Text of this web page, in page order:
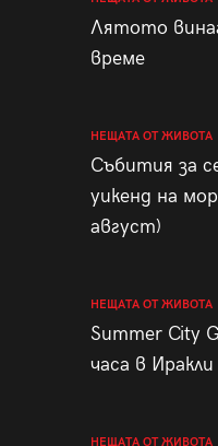
Лятото
време
НЕЩАТА ОТ ЖИВОТА
Събития за
уикенд на
август)
НЕЩАТА ОТ ЖИВОТА
Summer City
часа в Иракли
НЕЩАТА ОТ ЖИВОТА